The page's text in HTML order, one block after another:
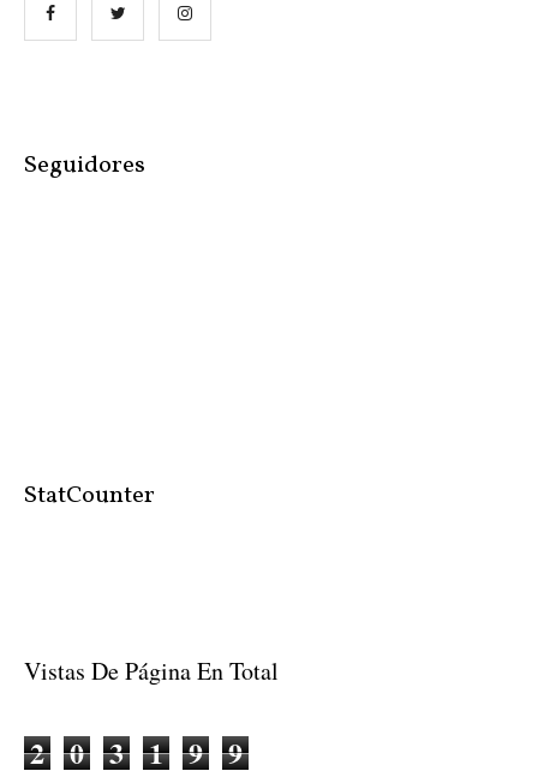
Seguidores
StatCounter
Vistas De Página En Total
2 0 3 1 9 9